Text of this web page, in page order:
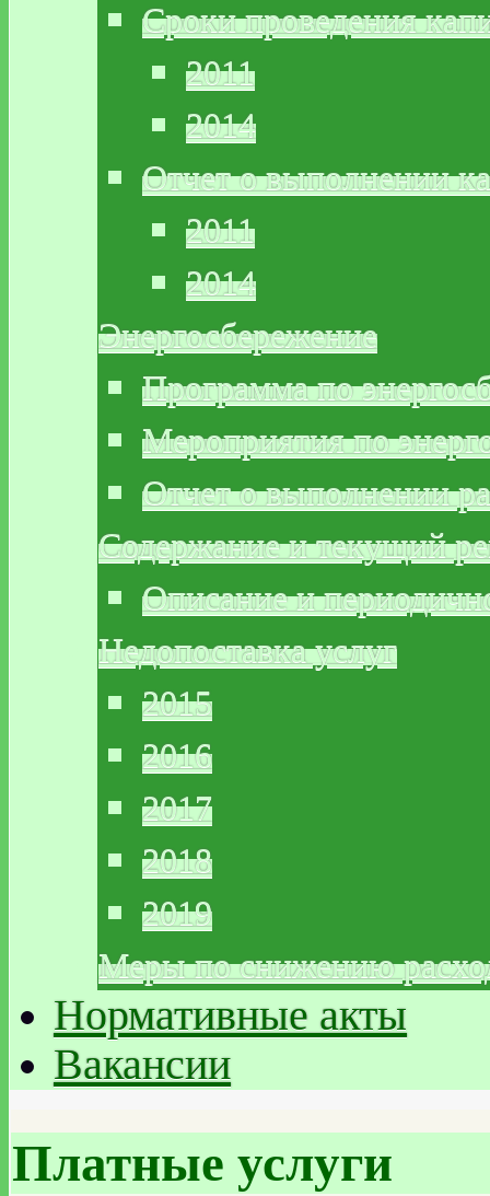
Сроки проведения
2011
2014
Отчет о выполнении
2011
2014
Энергосбережение
Программа по
Мероприятия по
Отчет о выполнении
Содержание и текущий
Описание и
Недопоставка услуг
2015
2016
2017
2018
2019
Меры по снижению
Нормативные акты
Вакансии
Платные услуги